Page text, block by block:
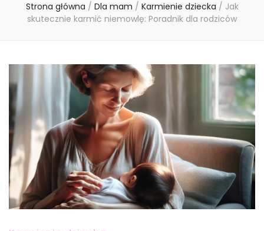
Strona główna / Dla mam / Karmienie dziecka / Jak
skutecznie karmić niemowlę: Poradnik dla rodziców